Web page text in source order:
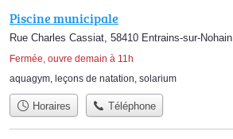
Piscine municipale
Rue Charles Cassiat, 58410 Entrains-sur-Nohain
Fermée, ouvre demain à 11h
aquagym, leçons de natation, solarium
Horaires Téléphone